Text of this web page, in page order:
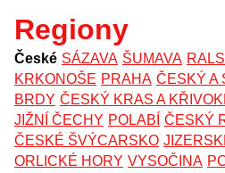
Regiony
České SÁZAVA ŠUMAVA
KRKONOŠE PRAHA ČESKÝ A
BRDY ČESKÝ KRAS A
JIŽNÍ ČECHY POLABÍ ČESKÝ
ČESKÉ ŠVÝCARSKO
ORLICKÉ HORY VYSOČINA